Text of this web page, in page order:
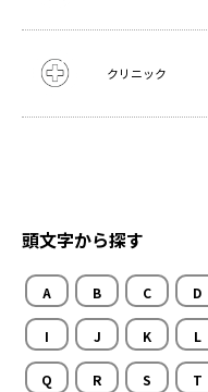
クリニック
頭文字から探す
A B C D
I J K L
Q R S T